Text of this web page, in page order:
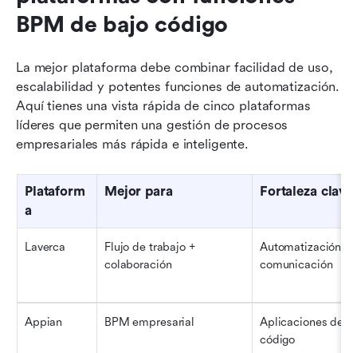
BPM de bajo código
La mejor plataforma debe combinar facilidad de uso,
escalabilidad y potentes funciones de automatización.
Aquí tienes una vista rápida de cinco plataformas
líderes que permiten una gestión de procesos
empresariales más rápida e inteligente.
Plataform
a
Mejor para Fortaleza clave
Laverca
Flujo de trabajo +
colaboración
Automatización +
comunicación
Appian BPM empresarial
Aplicaciones de
código